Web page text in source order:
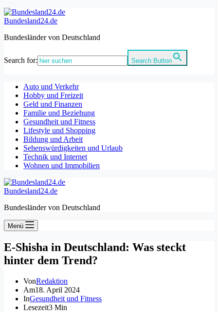
Bundesland24.de
Bundesländer von Deutschland
Search for: Search Button
Auto und Verkehr
Hobby und Freizeit
Geld und Finanzen
Familie und Beziehung
Gesundheit und Fitness
Lifestyle und Shopping
Bildung und Arbeit
Sehenswürdigkeiten und Urlaub
Technik und Internet
Wohnen und Immobilien
Bundesland24.de
Bundesländer von Deutschland
Menü
E-Shisha in Deutschland: Was steckt
hinter dem Trend?
VonRedaktion
Am18. April 2024
InGesundheit und Fitness
Lesezeit3 Min